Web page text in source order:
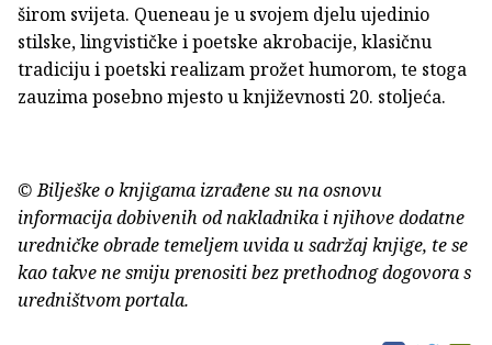
širom svijeta. Queneau je u svojem djelu ujedinio
stilske, lingvističke i poetske akrobacije, klasičnu
tradiciju i poetski realizam prožet humorom, te stoga
zauzima posebno mjesto u književnosti 20. stoljeća.
© Bilješke o knjigama izrađene su na osnovu
informacija dobivenih od nakladnika i njihove dodatne
uredničke obrade temeljem uvida u sadržaj knjige, te se
kao takve ne smiju prenositi bez prethodnog dogovora s
uredništvom portala.